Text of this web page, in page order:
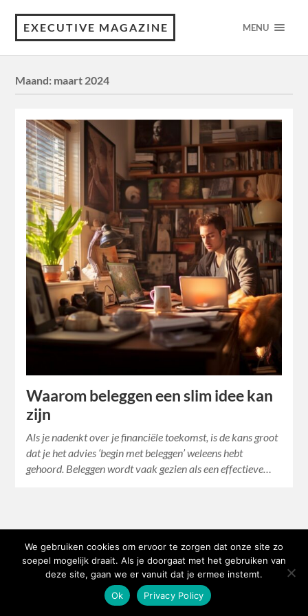
EXECUTIVE MAGAZINE MENU
Maand: maart 2024
Waarom beleggen een slim idee kan
zijn
Als je nadenkt over je financiële toekomst, is de kans groot
dat je het advies ‘begin met beleggen’ weleens hebt
gehoord. Beleggen wordt vaak gezien als een effectieve…
We gebruiken cookies om ervoor te zorgen dat onze site zo
soepel mogelijk draait. Als je doorgaat met het gebruiken van
deze site, gaan we er vanuit dat je ermee instemt.
Ok
Privacy Policy